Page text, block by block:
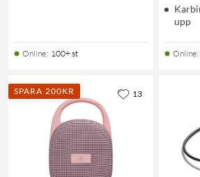
Online: 100+ st
upp
Online:
SPARA 200KR 13